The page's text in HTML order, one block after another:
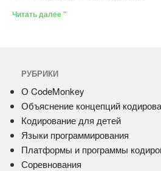
Читать далее "
РУБРИКИ
О CodeMonkey
Объяснение концепций
Кодирование для детей
Языки программирования
Платформы и программы
Соревнования